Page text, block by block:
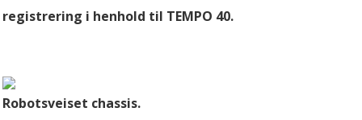
registrering i henhold til TEMPO 40.
Robotsveiset chassis.